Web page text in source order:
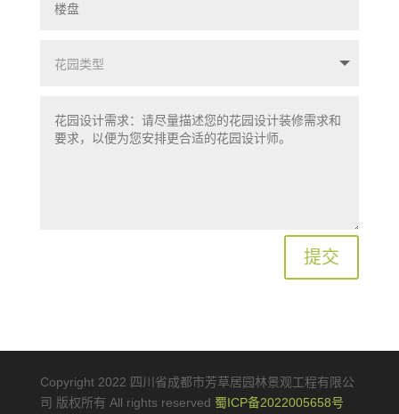
提交
Copyright 2022 四川省成都市芳草居园林景观工程有限公
司 版权所有 All rights reserved 蜀ICP备2022005658号